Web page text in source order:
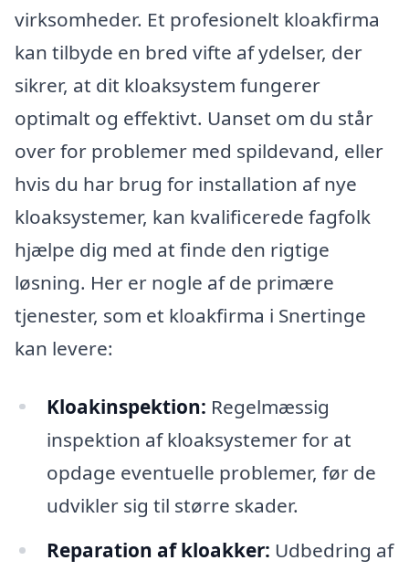
virksomheder. Et profesionelt kloakfirma
kan tilbyde en bred vifte af ydelser, der
sikrer, at dit kloaksystem fungerer
optimalt og effektivt. Uanset om du står
over for problemer med spildevand, eller
hvis du har brug for installation af nye
kloaksystemer, kan kvalificerede fagfolk
hjælpe dig med at finde den rigtige
løsning. Her er nogle af de primære
tjenester, som et kloakfirma i Snertinge
kan levere:
Kloakinspektion: Regelmæssig
inspektion af kloaksystemer for at
opdage eventuelle problemer, før de
udvikler sig til større skader.
Reparation af kloakker: Udbedring af